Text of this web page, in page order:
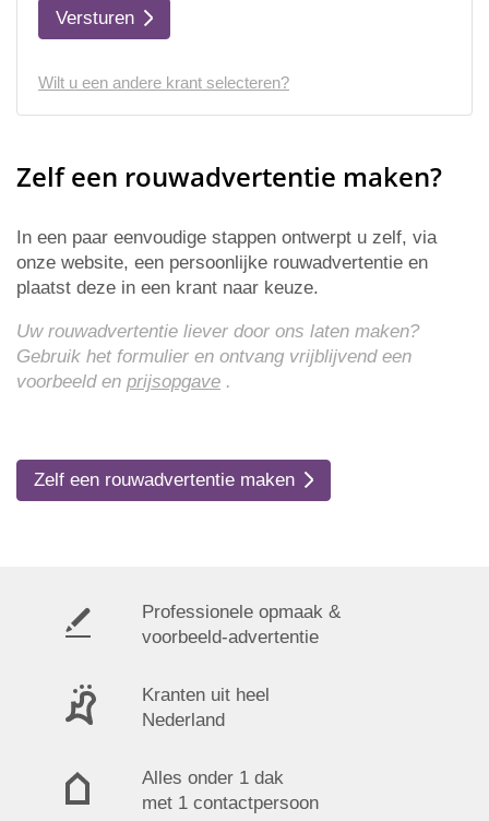
Versturen
Wilt u een andere krant selecteren?
Zelf een rouwadvertentie maken?
In een paar eenvoudige stappen ontwerpt u zelf, via
onze website, een persoonlijke rouwadvertentie en
plaatst deze in een krant naar keuze.
Uw rouwadvertentie liever door ons laten maken?
Gebruik het formulier en ontvang vrijblijvend een
voorbeeld en prijsopgave .
Zelf een rouwadvertentie maken
Professionele opmaak &
voorbeeld-advertentie
Kranten uit heel
Nederland
Alles onder 1 dak
met 1 contactpersoon